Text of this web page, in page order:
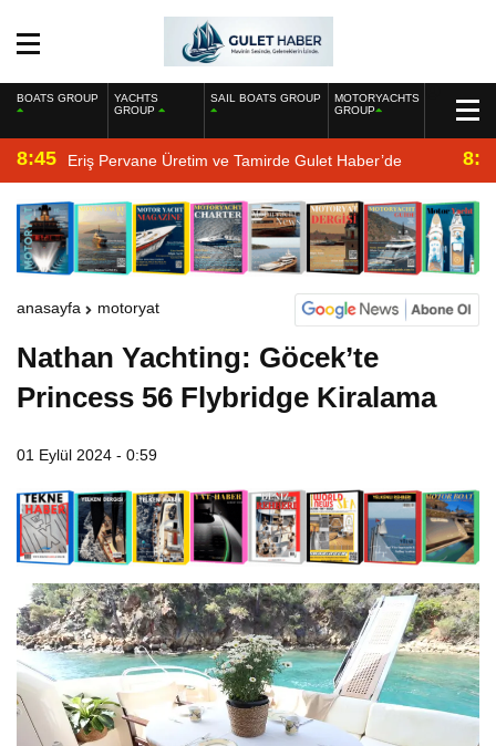
BOATS GROUP
YACHTS
GROUP
SAIL BOATS GROUP
MOTORYACHTS
GROUP
8:45 Eriş Pervane Üretim ve Tamirde Gulet Haber’de
anasayfa motoryat
Nathan Yachting: Göcek’te
Princess 56 Flybridge Kiralama
01 Eylül 2024 - 0:59